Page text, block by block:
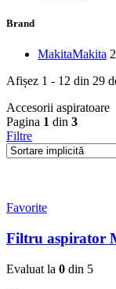
Brand
MakitaMakita
Afișez 1 - 12 din 29
Accesorii aspiratoare
Pagina 1 din 3
Filtre
Favorite
Filtru aspirator
Evaluat la 0 din 5